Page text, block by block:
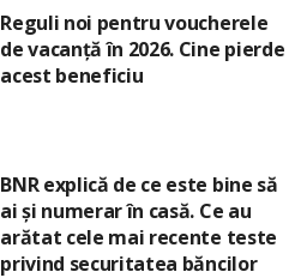
Reguli noi pentru voucherele
de vacanță în 2026. Cine pierde
acest beneficiu
BNR explică de ce este bine să
ai și numerar în casă. Ce au
arătat cele mai recente teste
privind securitatea băncilor